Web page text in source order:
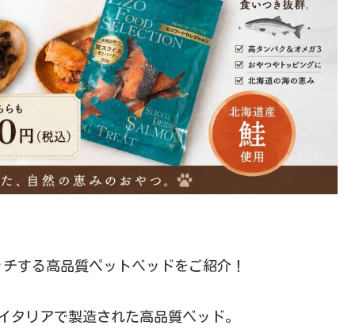
する高品質ペットベッドをご紹介！
リアで製造された高品質ベッド。